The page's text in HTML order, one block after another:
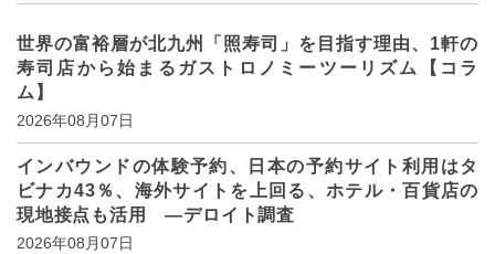
世界の富裕層が北九州「照寿司」を目指す理由、1軒の
寿司店から始まるガストロノミーツーリズム【コラ
ム】
2026年08月07日
インバウンドの体験予約、日本の予約サイト利用はタ
ビナカ43％、海外サイトを上回る、ホテル・百貨店の
現地接点も活用 ―デロイト調査
2026年08月07日